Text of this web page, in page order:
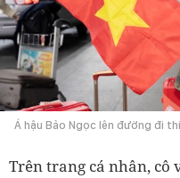
Á hậu Bảo Ngọc lên đường đi
Trên trang cá nhân, cô